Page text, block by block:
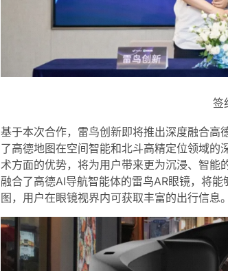
签
基于本次合作，雷鸟创新即将推出深度融合
了高德地图在空间智能和北斗高精定位领域的
术方面的优势，将为用户带来更为沉浸、智能
融合了高德AI导航智能体的雷鸟AR眼镜，将
图，用户在眼镜视界内可获取丰富的出行信息。